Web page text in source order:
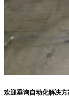
欢迎垂询自动化解决方